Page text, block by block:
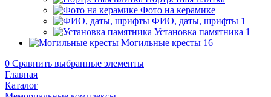
Фото на керамике
ФИО, даты, шрифты 1
Установка памятника 1
Могильные кресты 16
0 Сравнить выбранные элементы
Главная
Каталог